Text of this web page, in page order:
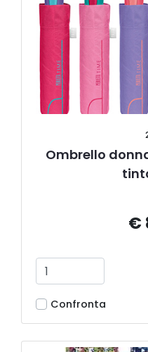
Ombrello
€
Confronta